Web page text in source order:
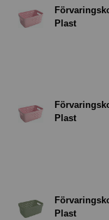
Plast
Plast
Plast